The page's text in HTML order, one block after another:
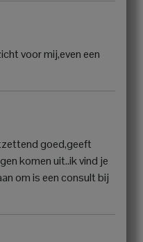
voor mij,even een
goed,geeft
komen uit..ik vind je
om is een consult bij